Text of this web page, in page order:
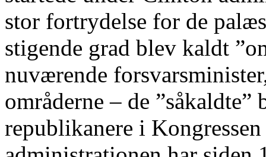
stor fortrydelse for de
stigende grad blev kaldt
nuværende
områderne – de ”såkaldte”
republikanere i